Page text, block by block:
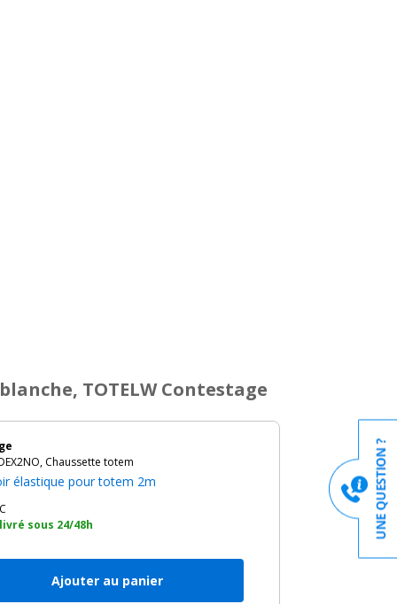
TOTELW Contestage
Chaussette totem
élastique pour totem 2m
sous 24/48h
Ajouter au panier